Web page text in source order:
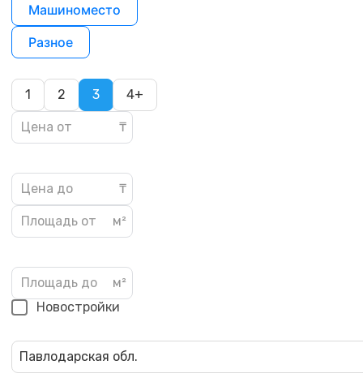
Машиноместо
Разное
1 2 3 4+
Новостройки
Павлодарская обл.